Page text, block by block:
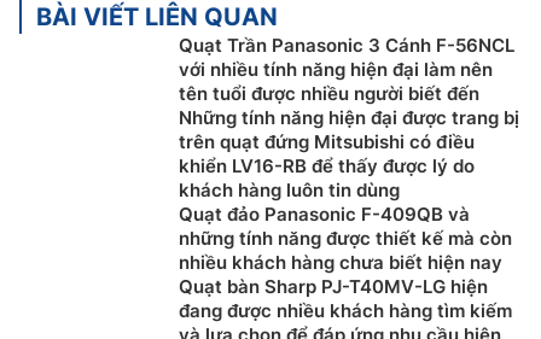
BÀI VIẾT LIÊN QUAN
Quạt Trần Panasonic 3 Cánh F-56NCL
với nhiều tính năng hiện đại làm nên
tên tuổi được nhiều người biết đến
Những tính năng hiện đại được trang bị
trên quạt đứng Mitsubishi có điều
khiển LV16-RB để thấy được lý do
khách hàng luôn tin dùng
Quạt đảo Panasonic F-409QB và
những tính năng được thiết kế mà còn
nhiều khách hàng chưa biết hiện nay
Quạt bàn Sharp PJ-T40MV-LG hiện
đang được nhiều khách hàng tìm kiếm